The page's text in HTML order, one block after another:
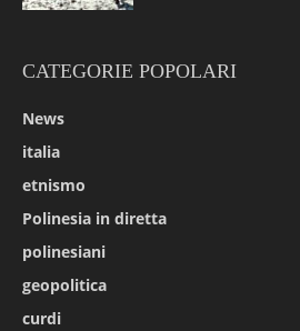
CATEGORIE POPOLARI
News
italia
etnismo
Polinesia in diretta
polinesiani
geopolitica
curdi